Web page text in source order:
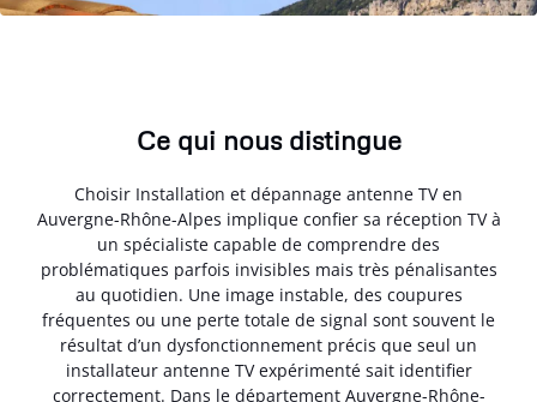
Ce qui nous distingue
Choisir Installation et dépannage antenne TV en
Auvergne-Rhône-Alpes implique confier sa réception TV à
un spécialiste capable de comprendre des
problématiques parfois invisibles mais très pénalisantes
au quotidien. Une image instable, des coupures
fréquentes ou une perte totale de signal sont souvent le
résultat d’un dysfonctionnement précis que seul un
installateur antenne TV expérimenté sait identifier
correctement. Dans le département Auvergne-Rhône-